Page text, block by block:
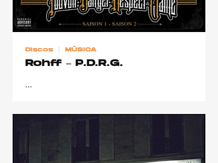
Discos MÚSICA
Rohff – P.D.R.G.
…